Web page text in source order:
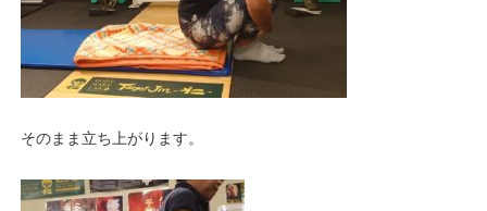
そのまま立ち上がります。